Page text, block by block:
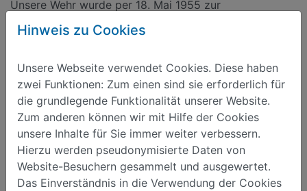
Unsere Wehr wurde per 18. Mai 1955 zur
1965 wurde die Arbeitsgemeinschaft "Junge
Hinweis zu Cookies
Unsere Webseite verwendet Cookies. Diese haben
zwei Funktionen: Zum einen sind sie erforderlich für
die grundlegende Funktionalität unserer Website.
Zum anderen können wir mit Hilfe der Cookies
unsere Inhalte für Sie immer weiter verbessern.
Hierzu werden pseudonymisierte Daten von
Website-Besuchern gesammelt und ausgewertet.
Das Einverständnis in die Verwendung der Cookies